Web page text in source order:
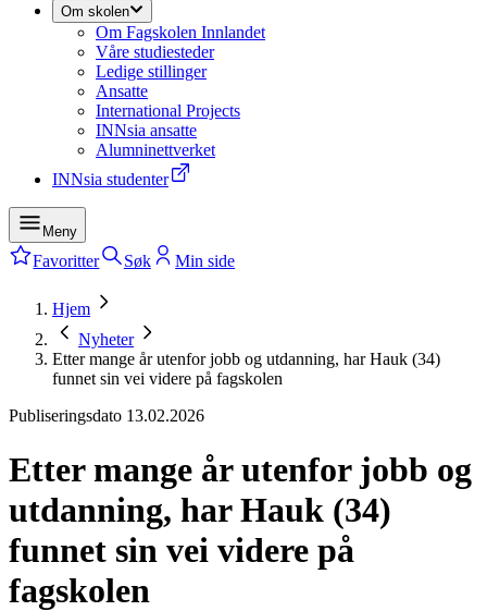
Om skolen
Om Fagskolen Innlandet
Våre studiesteder
Ledige stillinger
Ansatte
International Projects
INNsia ansatte
Alumninettverket
INNsia studenter
Meny
Favoritter Søk Min side
Hjem
Nyheter
Etter mange år utenfor jobb og utdanning, har Hauk (34)
funnet sin vei videre på fagskolen
Publiseringsdato 13.02.2026
Etter mange år utenfor jobb og
utdanning, har Hauk (34)
funnet sin vei videre på
fagskolen